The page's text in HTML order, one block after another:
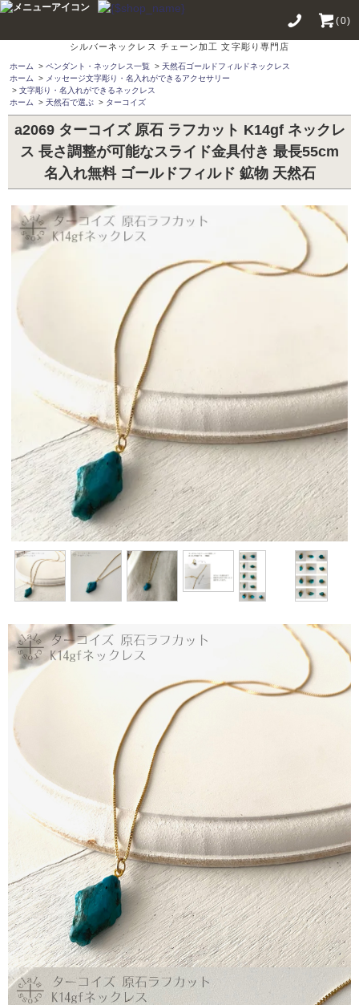
(0)
シルバーネックレス チェーン加工 文字彫り専門店
ホーム > ペンダント・ネックレス一覧 > 天然石ゴールドフィルドネックレス
ホーム
> メッセージ文字彫り・名入れができるアクセサリー
> 文字彫り・名入れができるネックレス
ホーム
> 天然石で選ぶ > ターコイズ
a2069 ターコイズ 原石 ラフカット K14gf ネックレ
ス 長さ調整が可能なスライド金具付き 最長55cm
名入れ無料 ゴールドフィルド 鉱物 天然石